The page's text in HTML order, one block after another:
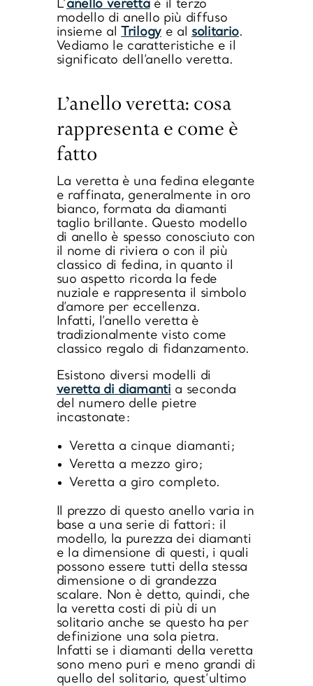
L’anello verettaè il terzo
modello di anello più diffuso
insieme al
Trilogye al solitario.
Vediamo le caratteristiche e il
significato dell’anello veretta.
L’anello veretta: cosa
rappresenta e come è
fatto
La veretta è una fedina elegante
e raffinata, generalmente in oro
bianco, formata da diamanti
taglio brillante. Questo modello
di anello è spesso conosciuto con
il nome di riviera o con il più
classico di fedina, in quanto il
suo aspetto ricorda la fede
nuziale e rappresenta il simbolo
d’amore per eccellenza.
Infatti, l’anello veretta è
tradizionalmente visto come
classico regalo di fidanzamento.
Esistono diversi modelli di
veretta di diamanti a seconda
del numero delle pietre
incastonate:
Veretta a cinque diamanti;
Veretta a mezzo giro;
Veretta a giro completo.
prezzo di questo anello varia in
base a una serie di fattori: il
modello, la purezza dei diamanti
e la dimensione di questi, i quali
possono essere tutti della stessa
dimensione o di grandezza
scalare. Non è detto, quindi, che
la veretta costi di più di un
solitario anche se questo ha per
definizione una sola pietra.
Infatti se i diamanti della veretta
sono meno puri e meno grandi di
quello del solitario, quest’ultimo